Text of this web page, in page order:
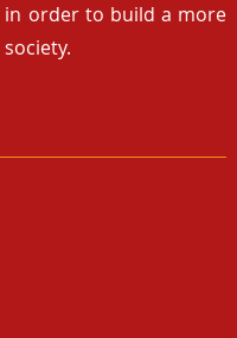
order to build a more